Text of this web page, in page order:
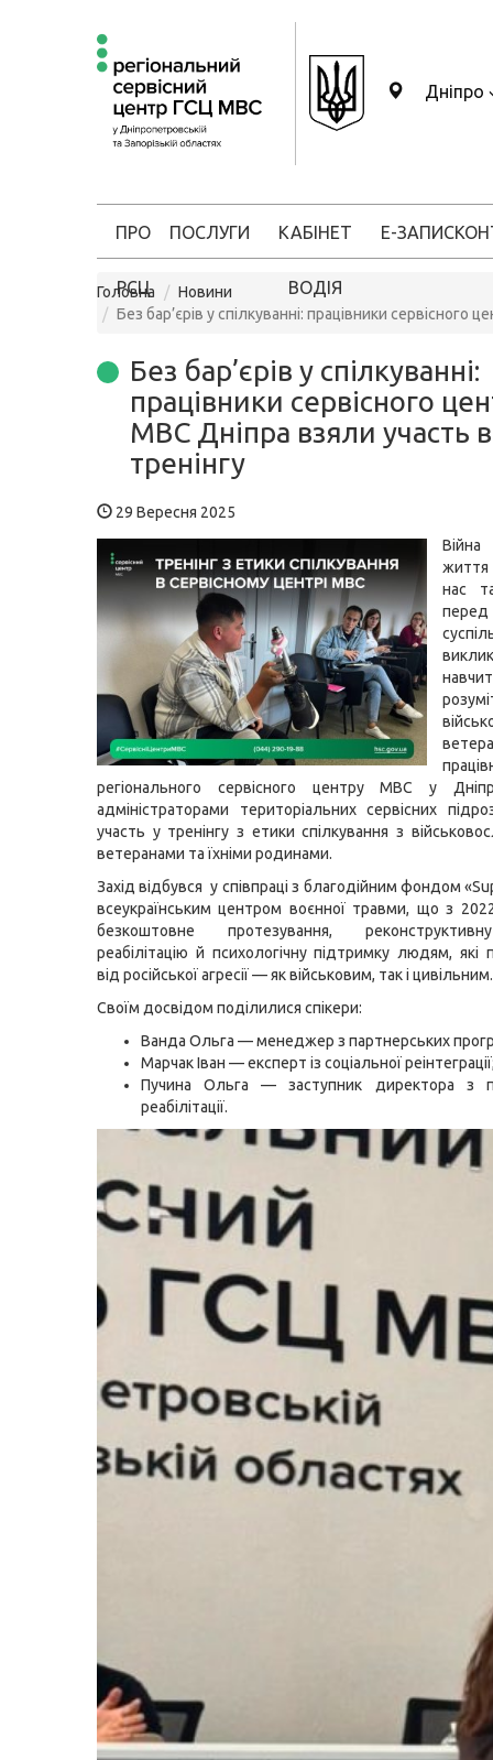
Дніпро
ПРО
РСЦ
ПОСЛУГИ КАБІНЕТ
ВОДІЯ
Е-ЗАПИС
Головна
Новини
Без бар’єрів у спілкуванні: працівники сервісного
Без бар’єрів у спілкуванні:
працівники сервісного
МВС Дніпра взяли участь в
тренінгу
29 Вересня 2025
нас
перед
регіонального сервісного центру МВС у
адміністраторами територіальних сервісних
участь у тренінгу з етики спілкування з
ветеранами та їхніми родинами.
Захід відбувся у співпраці з благодійним фондом
всеукраїнським центром воєнної травми, що з
безкоштовне протезування,
реабілітацію й психологічну підтримку людям, які
від російської агресії — як військовим, так і цивільним.
Своїм досвідом поділилися спікери:
Ванда Ольга — менеджер з партнерських
Марчак Іван — експерт із соціальної
Пучина Ольга — заступник директора з
реабілітації.